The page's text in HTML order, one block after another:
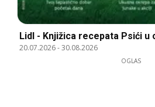
Lidl - Knjižica recepata Psići u
20.07.2026-30.08.2026
OGLAS